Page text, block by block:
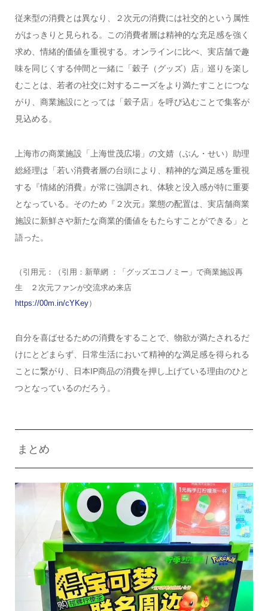
従来型の消費とは異なり、２次元の消費には社交的という属性
がはっきりと見られる。この消費者層は精神的な充足感を強く
求め、情緒的価値を重視する。オンラインに比べ、実店舗で趣
味を同じくする仲間と一緒に「穀子（グッズ）店」巡りを楽し
むことは、若者の社交に対するニーズをより満たすことにつな
がり、商業施設にとっては「穀子店」を呼び込むことで集客が
見込める。
上海市の商業施設「上海世茂広場」の文婧（ぶん・せい）助理
総経理は「若い消費者層の台頭により、精神的な満足感を重視
する『情緒的消費』が常に強調され、体験と没入感が特に重要
となっている。そのため『２次元』業態の配置は、実店舗商業
施設に新鮮さや新たな商業的価値をもたらすことができる」と
語った。
（引用元：（引用：新華網 ：「グッズエコノミー」で商業施設再
生 ２次元ファンが交流求め来店
https://00m.in/cYKey）
自分を喜ばせるための消費をすることで、物欲が満たされるだ
けにとどまらず、日常生活において精神的な満足感を得られる
ことに繋がり、日本IP商品の消費を押し上げている理由のひと
つとなっているのだろう。
まとめ